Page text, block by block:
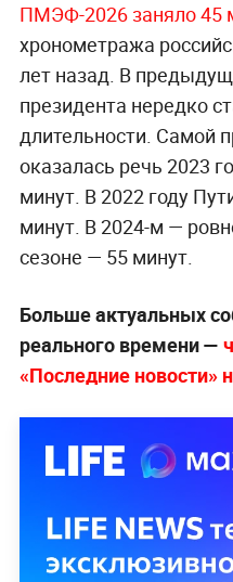
ПМЭФ-2026 заняло 45
хронометража
лет назад. В
президента нередко
длительности. Самой
оказалась речь 2023
минут. В 2022 году
минут. В 2024-м —
сезоне — 55 минут.
Больше актуальных
реального времени —
«Последние новости»